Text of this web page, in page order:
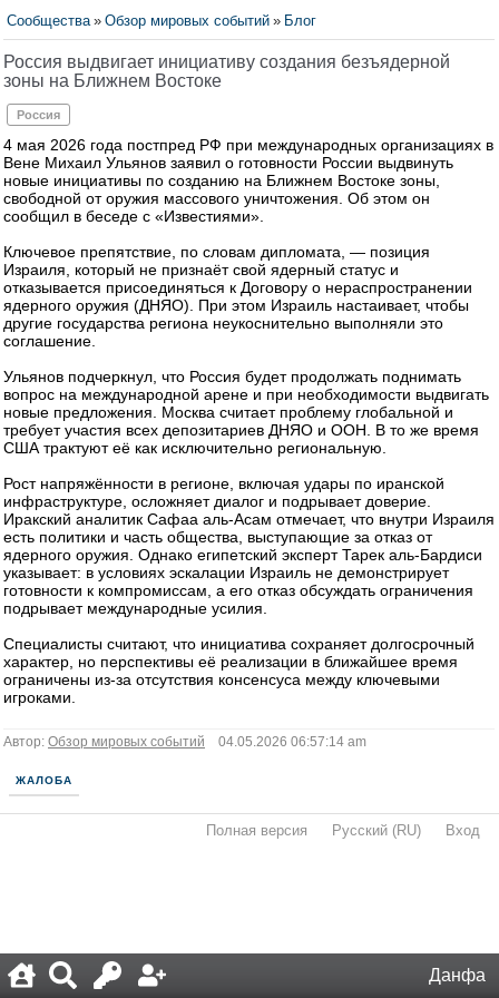
Данфа
Сообщества » Обзор мировых событий » Блог
Россия выдвигает инициативу создания безъядерной
зоны на Ближнем Востоке
Россия
4 мая 2026 года постпред РФ при международных организациях в
Вене Михаил Ульянов заявил о готовности России выдвинуть
новые инициативы по созданию на Ближнем Востоке зоны,
свободной от оружия массового уничтожения. Об этом он
сообщил в беседе с «Известиями».
Ключевое препятствие, по словам дипломата, — позиция
Израиля, который не признаёт свой ядерный статус и
отказывается присоединяться к Договору о нераспространении
ядерного оружия (ДНЯО). При этом Израиль настаивает, чтобы
другие государства региона неукоснительно выполняли это
соглашение.
Ульянов подчеркнул, что Россия будет продолжать поднимать
вопрос на международной арене и при необходимости выдвигать
новые предложения. Москва считает проблему глобальной и
требует участия всех депозитариев ДНЯО и ООН. В то же время
США трактуют её как исключительно региональную.
Рост напряжённости в регионе, включая удары по иранской
инфраструктуре, осложняет диалог и подрывает доверие.
Иракский аналитик Сафаа аль‑Асам отмечает, что внутри Израиля
есть политики и часть общества, выступающие за отказ от
ядерного оружия. Однако египетский эксперт Тарек аль‑Бардиси
указывает: в условиях эскалации Израиль не демонстрирует
готовности к компромиссам, а его отказ обсуждать ограничения
подрывает международные усилия.
Специалисты считают, что инициатива сохраняет долгосрочный
характер, но перспективы её реализации в ближайшее время
ограничены из‑за отсутствия консенсуса между ключевыми
игроками.
Автор: Обзор мировых событий 04.05.2026 06:57:14 am
ЖАЛОБА
Полная версия Русский (RU) Вход